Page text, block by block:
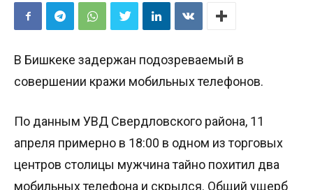
В Бишкеке задержан подозреваемый в
совершении кражи мобильных телефонов.
По данным УВД Свердловского района, 11
апреля примерно в 18:00 в одном из торговых
центров столицы мужчина тайно похитил два
мобильных телефона и скрылся. Общий ущерб